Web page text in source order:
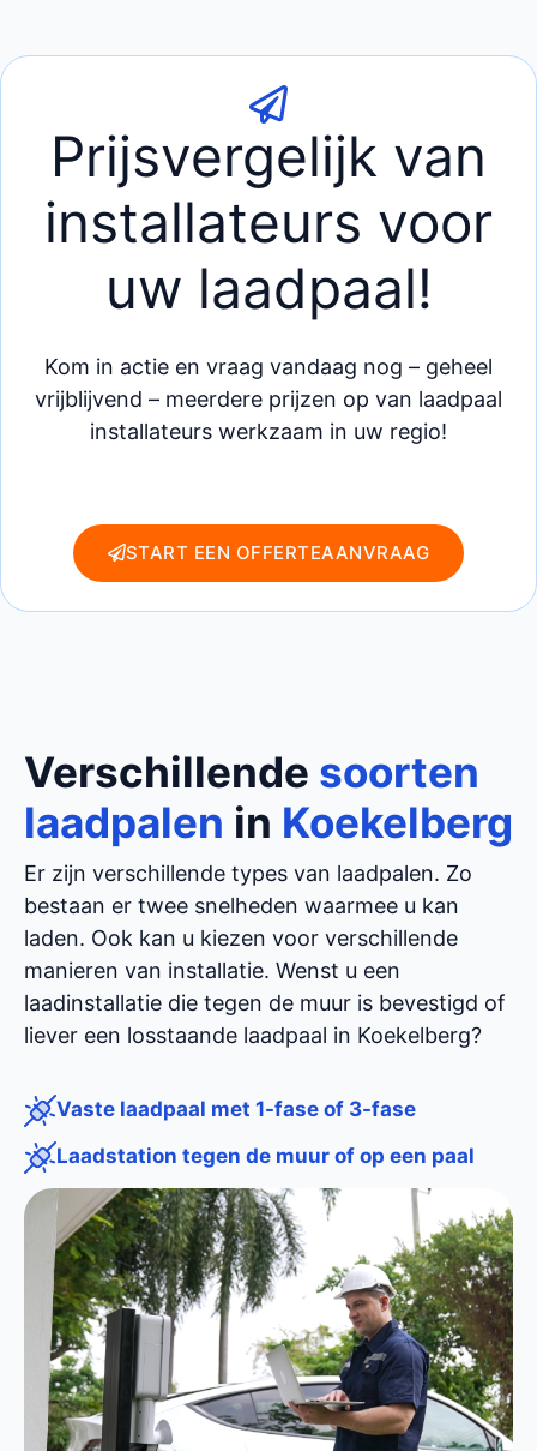
Prijsvergelijk van
installateurs voor
uw laadpaal!
Kom in actie en vraag vandaag nog – geheel
vrijblijvend – meerdere prijzen op van laadpaal
installateurs werkzaam in uw regio!
START EEN OFFERTEAANVRAAG
Verschillende soorten
laadpalen in Koekelberg
Er zijn verschillende types van laadpalen. Zo
bestaan er twee snelheden waarmee u kan
laden. Ook kan u kiezen voor verschillende
manieren van installatie. Wenst u een
laadinstallatie die tegen de muur is bevestigd of
liever een losstaande laadpaal in Koekelberg?
Vaste laadpaal met 1-fase of 3-fase
Laadstation tegen de muur of op een paal